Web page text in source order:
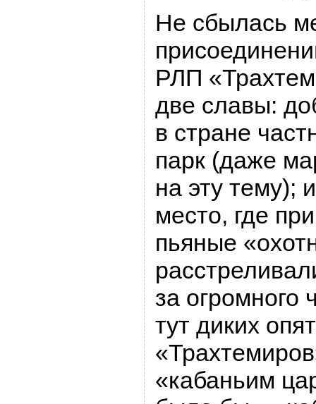
Не сбылась
РЛП
две славы:
в стране
парк (даже
на эту тему);
место, где
пьяные
за огромного
тут диких
«кабаньим